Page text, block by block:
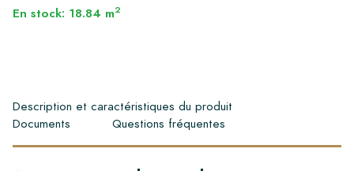
En stock: 18.84 m2
Description et caractéristiques du produit
Documents
Questions fréquentes